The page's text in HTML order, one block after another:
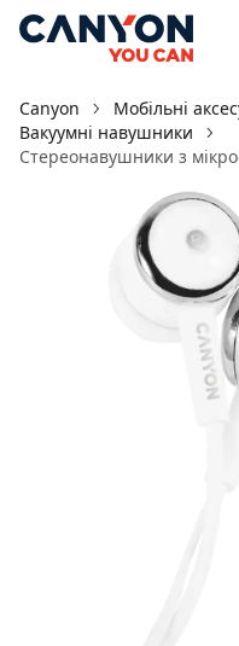
Canyon Мобільні
Вакуумні навушники
Стереонавушники з